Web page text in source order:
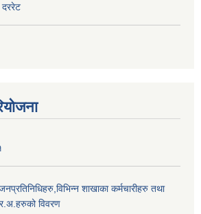
शाखाका कर्मचारीहरु तथा
विवरण